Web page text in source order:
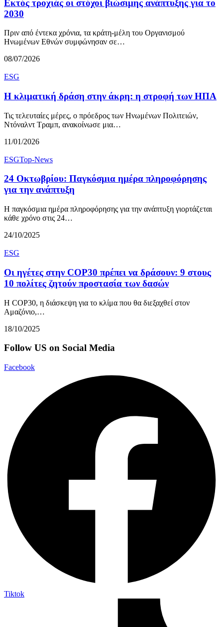
Εκτός τροχιάς οι στόχοι βιώσιμης ανάπτυξης για το
2030
Πριν από έντεκα χρόνια, τα κράτη-μέλη του Οργανισμού
Ηνωμένων Εθνών συμφώνησαν σε…
08/07/2026
ESG
Η κλιματική δράση στην άκρη: η στροφή των ΗΠΑ
Τις τελευταίες μέρες, ο πρόεδρος των Ηνωμένων Πολιτειών,
Ντόναλντ Τραμπ, ανακοίνωσε μια…
11/01/2026
ESGTop-News
24 Οκτωβρίου: Παγκόσμια ημέρα πληροφόρησης
για την ανάπτυξη
Η παγκόσμια ημέρα πληροφόρησης για την ανάπτυξη γιορτάζεται
κάθε χρόνο στις 24…
24/10/2025
ESG
Οι ηγέτες στην COP30 πρέπει να δράσουν: 9 στους
10 πολίτες ζητούν προστασία των δασών
Η COP30, η διάσκεψη για το κλίμα που θα διεξαχθεί στον
Αμαζόνιο,…
18/10/2025
Follow US on Social Media
Facebook
Tiktok